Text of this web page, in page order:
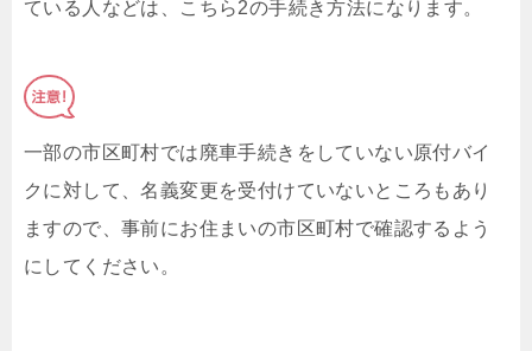
ている人などは、こちら2の手続き方法になります。
一部の市区町村では廃車手続きをしていない原付バイ
クに対して、名義変更を受付けていないところもあり
ますので、事前にお住まいの市区町村で確認するよう
にしてください。